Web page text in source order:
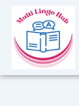
contenido